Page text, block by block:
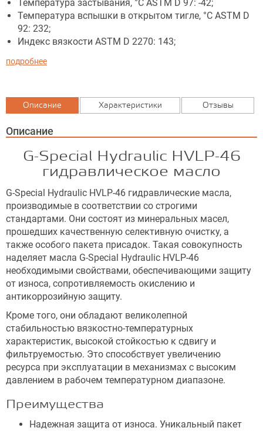
Температура застывания, °C ASTM D 97: -42;
Температура вспышки в открытом тигле, °C ASTM D
92: 232;
Индекс вязкости ASTM D 2270: 143;
подробнее
Описание Характеристики Отзывы
Описание
G-Special Hydraulic HVLP-46
гидравлическое масло
G-Special Hydraulic HVLP-46 гидравлические масла,
производимые в соответствии со строгими
стандартами. Они состоят из минеральных масел,
прошедших качественную селективную очистку, а
также особого пакета присадок. Такая совокупность
наделяет масла G-Special Hydraulic HVLP-46
необходимыми свойствами, обеспечивающими защиту
от износа, сопротивляемость окислению и
антикоррозийную защиту.
Кроме того, они обладают великолепной
стабильностью вязкостно-температурных
характеристик, высокой стойкостью к сдвигу и
фильтруемостью. Это способствует увеличению
ресурса при эксплуатации в механизмах с высоким
давлением в рабочем температурном диапазоне.
Преимущества
Надежная защита от износа. Уникальный пакет